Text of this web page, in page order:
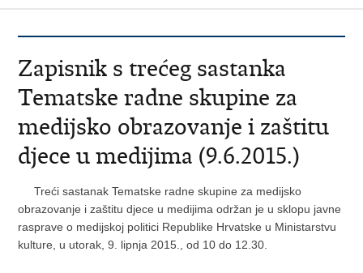
Zapisnik s trećeg sastanka
Tematske radne skupine za
medijsko obrazovanje i zaštitu
djece u medijima (9.6.2015.)
Treći sastanak Tematske radne skupine za medijsko
obrazovanje i zaštitu djece u medijima održan je u sklopu javne
rasprave o medijskoj politici Republike Hrvatske u Ministarstvu
kulture, u utorak, 9. lipnja 2015., od 10 do 12.30.